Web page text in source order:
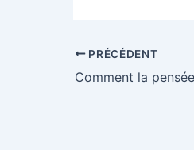
PRÉCÉDENT
Comment la